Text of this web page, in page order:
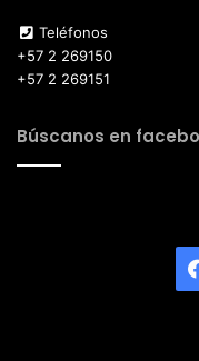
Teléfonos
+57 2 269150
+57 2 269151
Búscanos en